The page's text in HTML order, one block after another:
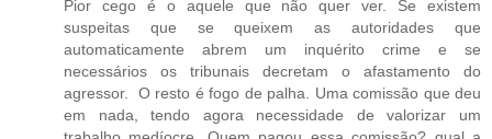
Pior cego é o aquele que não quer ver. Se existem
suspeitas que se queixem as autoridades que
automaticamente abrem um inquérito crime e se
necessários os tribunais decretam o afastamento do
agressor. O resto é fogo de palha. Uma comissão que deu
em nada, tendo agora necessidade de valorizar um